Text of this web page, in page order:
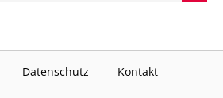
Datenschutz Kontakt